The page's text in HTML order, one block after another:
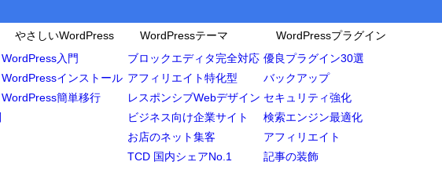
やさしいWordPress
WordPress入門
WordPressインストール
WordPress簡単移行
WordPressテーマ
ブロックエディタ完全対応
アフィリエイト特化型
レスポンシブWebデザイン
ビジネス向け企業サイト
お店のネット集客
TCD 国内シェアNo.1
WordPressプラグイン
優良プラグイン30選
バックアップ
セキュリティ強化
検索エンジン最適化
アフィリエイト
記事の装飾